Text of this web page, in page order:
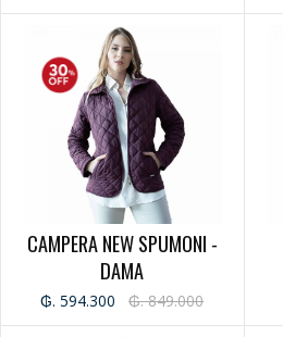
CAMPERA NEW SPUMONI -
DAMA
₲. 594.300 ₲. 849.000